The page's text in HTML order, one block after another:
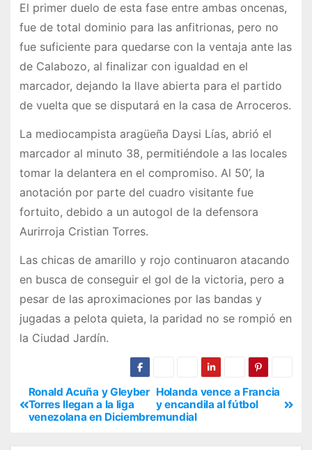
El primer duelo de esta fase entre ambas oncenas,
fue de total dominio para las anfitrionas, pero no
fue suficiente para quedarse con la ventaja ante las
de Calabozo, al finalizar con igualdad en el
marcador, dejando la llave abierta para el partido
de vuelta que se disputará en la casa de Arroceros.
La mediocampista aragüeña Daysi Lías, abrió el
marcador al minuto 38, permitiéndole a las locales
tomar la delantera en el compromiso. Al 50’, la
anotación por parte del cuadro visitante fue
fortuito, debido a un autogol de la defensora
Aurirroja Cristian Torres.
Las chicas de amarillo y rojo continuaron atacando
en busca de conseguir el gol de la victoria, pero a
pesar de las aproximaciones por las bandas y
jugadas a pelota quieta, la paridad no se rompió en
la Ciudad Jardín.
Holanda vence a Francia
y encandila al fútbol
mundial
Ronald Acuña y Gleyber
Torres llegan a la liga
venezolana en Diciembre